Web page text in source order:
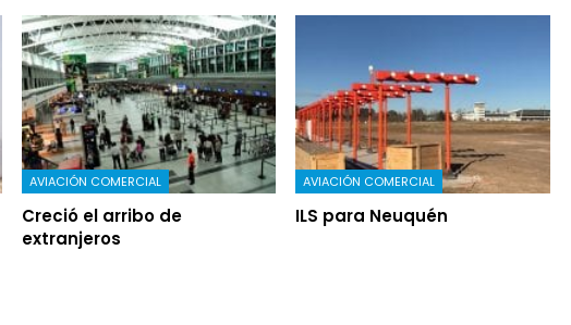
AVIACIÓN COMERCIAL
Creció el arribo de
extranjeros
AVIACIÓN COMERCIAL
ILS para Neuquén